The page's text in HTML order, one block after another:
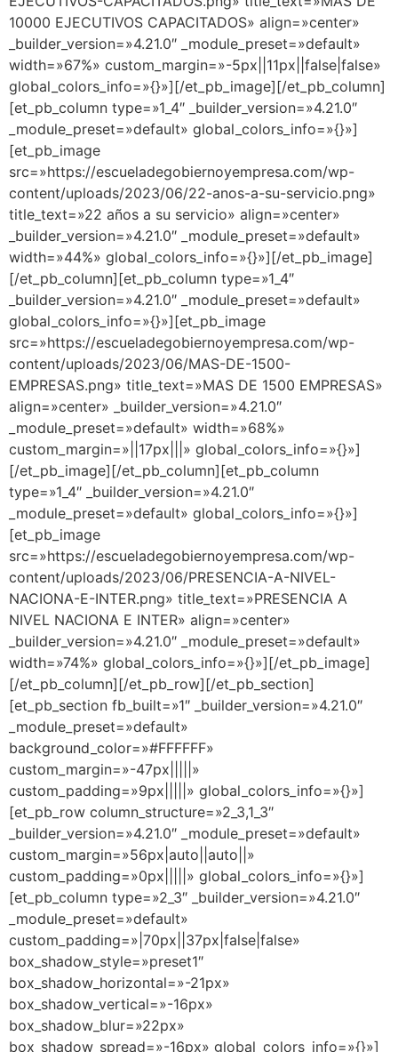
10000 EJECUTIVOS CAPACITADOS» align=»center»
_builder_version=»4.21.0″ _module_preset=»default»
width=»67%» custom_margin=»-5px||11px||false|false»
global_colors_info=»{}»][/et_pb_image][/et_pb_column]
[et_pb_column type=»1_4″ _builder_version=»4.21.0″
_module_preset=»default» global_colors_info=»{}»]
[et_pb_image
src=»https://escueladegobiernoyempresa.com/wp-
content/uploads/2023/06/22-anos-a-su-servicio.png»
title_text=»22 años a su servicio» align=»center»
_builder_version=»4.21.0″ _module_preset=»default»
width=»44%» global_colors_info=»{}»][/et_pb_image]
[/et_pb_column][et_pb_column type=»1_4″
_builder_version=»4.21.0″ _module_preset=»default»
global_colors_info=»{}»][et_pb_image
src=»https://escueladegobiernoyempresa.com/wp-
content/uploads/2023/06/MAS-DE-1500-
EMPRESAS.png» title_text=»MAS DE 1500 EMPRESAS»
align=»center» _builder_version=»4.21.0″
_module_preset=»default» width=»68%»
custom_margin=»||17px|||» global_colors_info=»{}»]
[/et_pb_image][/et_pb_column][et_pb_column
type=»1_4″ _builder_version=»4.21.0″
_module_preset=»default» global_colors_info=»{}»]
[et_pb_image
src=»https://escueladegobiernoyempresa.com/wp-
content/uploads/2023/06/PRESENCIA-A-NIVEL-
NACIONA-E-INTER.png» title_text=»PRESENCIA A
NIVEL NACIONA E INTER» align=»center»
_builder_version=»4.21.0″ _module_preset=»default»
width=»74%» global_colors_info=»{}»][/et_pb_image]
[/et_pb_column][/et_pb_row][/et_pb_section]
[et_pb_section fb_built=»1″ _builder_version=»4.21.0″
_module_preset=»default»
background_color=»#FFFFFF»
custom_margin=»-47px|||||»
custom_padding=»9px|||||» global_colors_info=»{}»]
[et_pb_row column_structure=»2_3,1_3″
_builder_version=»4.21.0″ _module_preset=»default»
custom_margin=»56px|auto||auto||»
custom_padding=»0px|||||» global_colors_info=»{}»]
[et_pb_column type=»2_3″ _builder_version=»4.21.0″
_module_preset=»default»
custom_padding=»|70px||37px|false|false»
box_shadow_style=»preset1″
box_shadow_horizontal=»-21px»
box_shadow_vertical=»-16px»
box_shadow_blur=»22px»
box_shadow_spread=»-16px» global_colors_info=»{}»]